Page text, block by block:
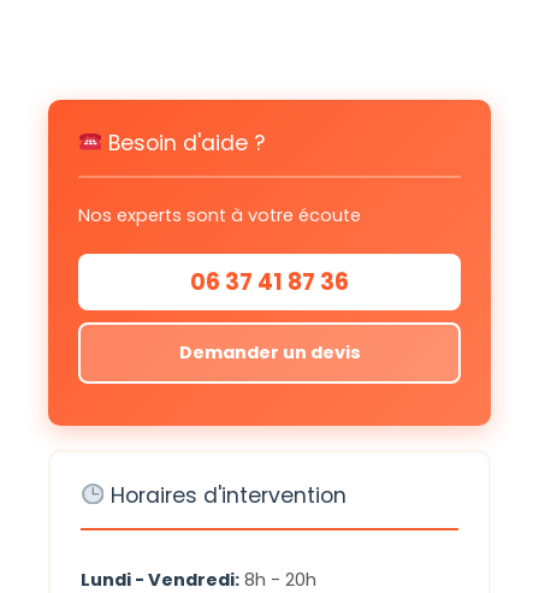
Besoin d'aide ?
Nos experts sont à votre écoute
06 37 41 87 36
Demander un devis
Horaires d'intervention
Lundi - Vendredi: 8h - 20h